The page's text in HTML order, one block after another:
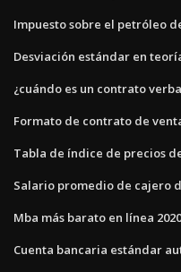
Impuesto sobre el petróleo
Desviación estándar en
¿cuándo es un contrato
Formato de contrato de
Tabla de índice de precios
Salario promedio de cajero
Mba más barato en línea 2020
Cuenta bancaria estándar